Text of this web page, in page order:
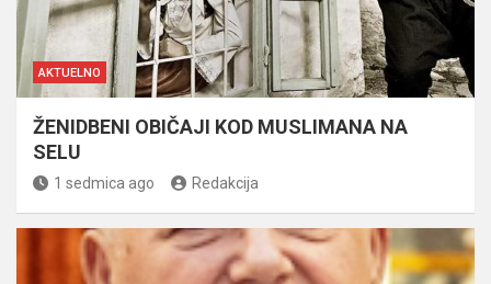
AKTUELNO
ŽENIDBENI OBIČAJI KOD MUSLIMANA NA
SELU
1 sedmica ago Redakcija